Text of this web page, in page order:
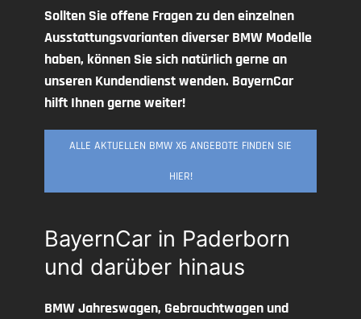
Sollten Sie offene Fragen zu den einzelnen
Ausstattungsvarianten diverser BMW Modelle
haben, können Sie sich natürlich gerne an
unseren Kundendienst wenden. BayernCar
hilft Ihnen gerne weiter!
ALLE AKTUELLEN BMW X6 ANGEBOTE FINDEN SIE
HIER!
BayernCar in Paderborn
und darüber hinaus
BMW Jahreswagen, Gebrauchtwagen und